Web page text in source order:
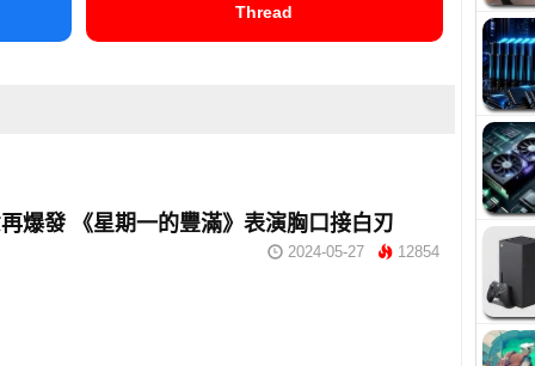
Thread
爆發 《星期一的豐滿》表演胸口接白刃
2024-05-27 12854